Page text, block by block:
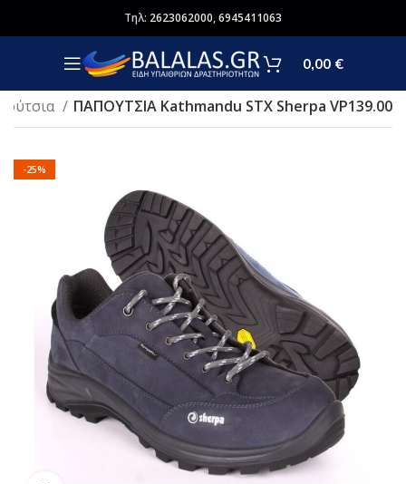
Τηλ: 2623062000,6945411063
0,00 €
ΠΑΠΟΥΤΣΙΑ Kathmandu STX Sherpa VP139.00
-25%